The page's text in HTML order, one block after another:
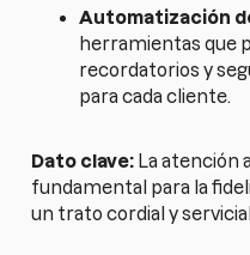
Automatización
herramientas que
recordatorios y
para cada cliente.
Dato clave: La atención
fundamental para la
un trato cordial y